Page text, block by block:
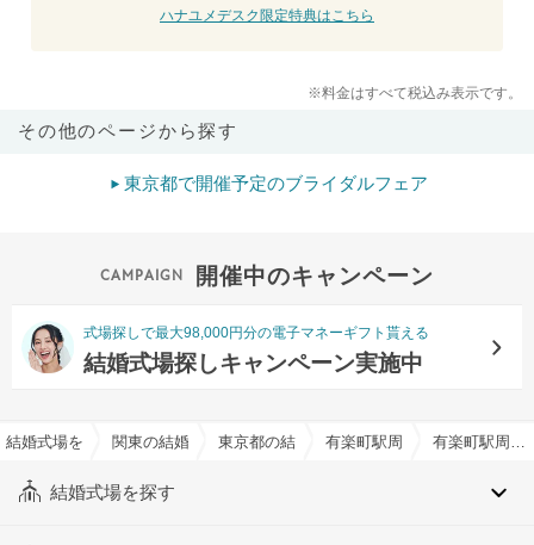
ハナユメデスク限定特典はこちら
※料金はすべて税込み表示です。
その他のページから探す
東京都で開催予定のブライダルフェア
開催中のキャンペーン
式場探しで最大98,000円分の電子マネーギフト貰える
結婚式場探しキャンペーン実施中
結婚式場を探すならハナユメ
関東の結婚式場東京都の結婚式場有楽町駅周辺の結婚式場 有楽町駅周辺のナチュラルイメージでおすすめの結婚式場・挙式会場一覧
結婚式場を探す